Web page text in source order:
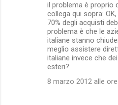
il problema è proprio
collega qui sopra:
70% degli acquisti
problema è che le
italiane stanno
meglio assistere
italiane invece che
esteri?
8 marzo 2012 alle